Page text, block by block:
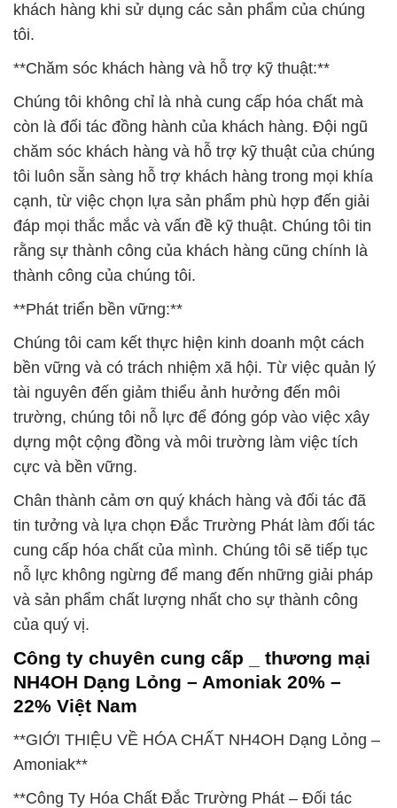
khách hàng khi sử dụng các sản phẩm của chúng
tôi.
**Chăm sóc khách hàng và hỗ trợ kỹ thuật:**
Chúng tôi không chỉ là nhà cung cấp hóa chất mà
còn là đối tác đồng hành của khách hàng. Đội ngũ
chăm sóc khách hàng và hỗ trợ kỹ thuật của chúng
tôi luôn sẵn sàng hỗ trợ khách hàng trong mọi khía
cạnh, từ việc chọn lựa sản phẩm phù hợp đến giải
đáp mọi thắc mắc và vấn đề kỹ thuật. Chúng tôi tin
rằng sự thành công của khách hàng cũng chính là
thành công của chúng tôi.
**Phát triển bền vững:**
Chúng tôi cam kết thực hiện kinh doanh một cách
bền vững và có trách nhiệm xã hội. Từ việc quản lý
tài nguyên đến giảm thiểu ảnh hưởng đến môi
trường, chúng tôi nỗ lực để đóng góp vào việc xây
dựng một cộng đồng và môi trường làm việc tích
cực và bền vững.
Chân thành cảm ơn quý khách hàng và đối tác đã
tin tưởng và lựa chọn Đắc Trường Phát làm đối tác
cung cấp hóa chất của mình. Chúng tôi sẽ tiếp tục
nỗ lực không ngừng để mang đến những giải pháp
và sản phẩm chất lượng nhất cho sự thành công
của quý vị.
Công ty chuyên cung cấp _ thương mại
NH4OH Dạng Lỏng – Amoniak 20% –
22% Việt Nam
**GIỚI THIỆU VỀ HÓA CHẤT NH4OH Dạng Lỏng –
Amoniak**
**Công Ty Hóa Chất Đắc Trường Phát – Đối tác